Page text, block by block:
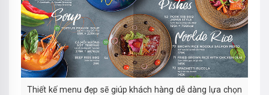
Thiết kế menu đẹp sẽ giúp khách hàng dễ dàng lựa chọn